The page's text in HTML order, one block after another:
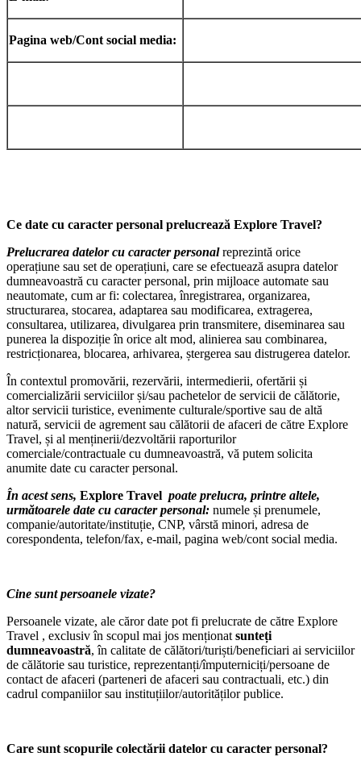
Pagina web/Cont social media:
Ce date cu caracter personal prelucrează Explore Travel?
Prelucrarea datelor cu caracter personal reprezintă orice
operațiune sau set de operațiuni, care se efectuează asupra datelor
dumneavoastră cu caracter personal, prin mijloace automate sau
neautomate, cum ar fi: colectarea, înregistrarea, organizarea,
structurarea, stocarea, adaptarea sau modificarea, extragerea,
consultarea, utilizarea, divulgarea prin transmitere, diseminarea sau
punerea la dispoziție în orice alt mod, alinierea sau combinarea,
restricționarea, blocarea, arhivarea, ștergerea sau distrugerea datelor.
În contextul promovării, rezervării, intermedierii, ofertării și
comercializării serviciilor și/sau pachetelor de servicii de călătorie,
altor servicii turistice, evenimente culturale/sportive sau de altă
natură, servicii de agrement sau călătorii de afaceri de către Explore
Travel, și al menținerii/dezvoltării raporturilor
comerciale/contractuale cu dumneavoastră, vă putem solicita
anumite date cu caracter personal.
În acest sens, Explore Travel poate prelucra, printre altele,
următoarele date cu caracter personal: numele și prenumele,
companie/autoritate/instituție, CNP, vârstă minori, adresa de
corespondenta, telefon/fax, e-mail, pagina web/cont social media.
Cine sunt persoanele vizate?
Persoanele vizate, ale căror date pot fi prelucrate de către Explore
Travel , exclusiv în scopul mai jos menționat sunteți
dumneavoastră, în calitate de călători/turiști/beneficiari ai serviciilor
de călătorie sau turistice, reprezentanți/împuterniciți/persoane de
contact de afaceri (parteneri de afaceri sau contractuali, etc.) din
cadrul companiilor sau instituțiilor/autorităților publice.
Care sunt scopurile colectării datelor cu caracter personal?